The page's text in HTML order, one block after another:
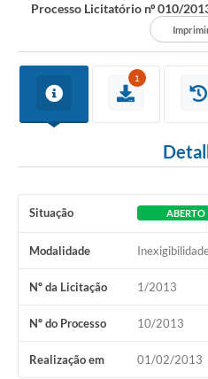
Processo Licitatório nº 010/
1
Situação ABERTO
Modalidade
Nº da Licitação 1/2013
Nº do Processo 10/2013
Realização em 01/02/2013